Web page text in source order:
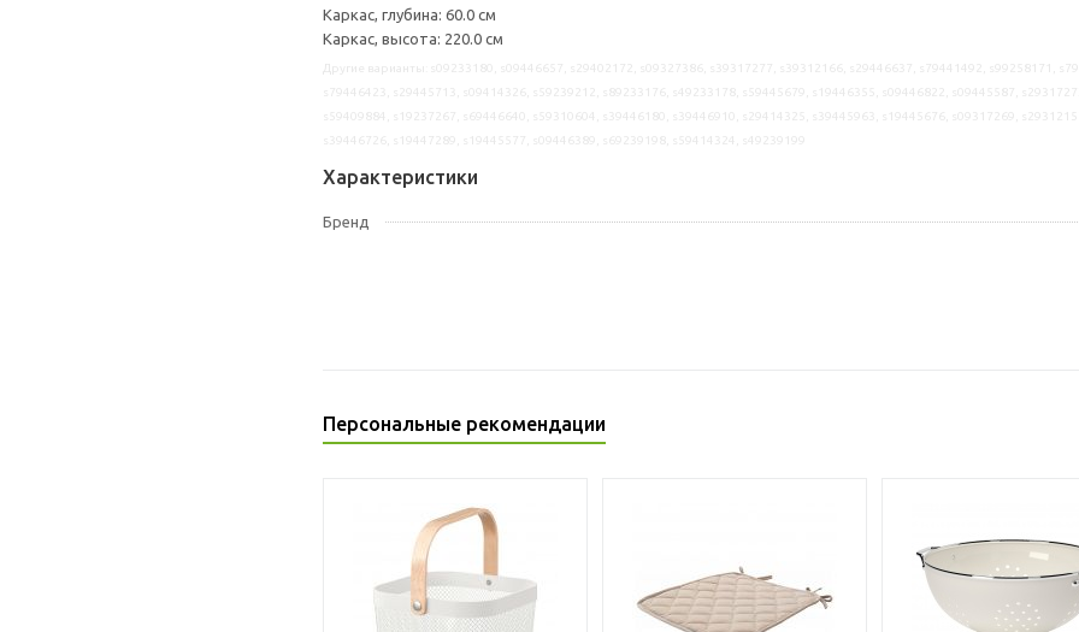
Каркас, глубина: 60.0 см
Каркас, высота: 220.0 см
Характеристики
Бренд
Персональные рекомендации